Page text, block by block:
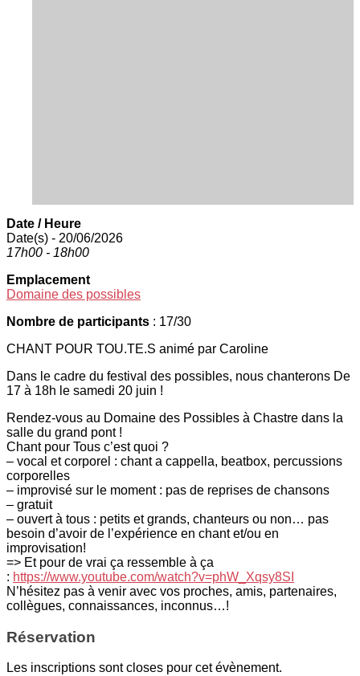
Date / Heure
Date(s) - 20/06/2026
17h00 - 18h00
Emplacement
Domaine des possibles
Nombre de participants : 17/30
CHANT POUR TOU.TE.S animé par Caroline
Dans le cadre du festival des possibles, nous chanterons De
17 à 18h le samedi 20 juin !
Rendez-vous au Domaine des Possibles à Chastre dans la
salle du grand pont !
Chant pour Tous c’est quoi ?
– vocal et corporel : chant a cappella, beatbox, percussions
corporelles
– improvisé sur le moment : pas de reprises de chansons
– gratuit
– ouvert à tous : petits et grands, chanteurs ou non… pas
besoin d’avoir de l’expérience en chant et/ou en
improvisation!
=> Et pour de vrai ça ressemble à ça
: https://www.youtube.com/watch?v=phW_Xqsy8SI
N’hésitez pas à venir avec vos proches, amis, partenaires,
collègues, connaissances, inconnus…!
Réservation
Les inscriptions sont closes pour cet évènement.